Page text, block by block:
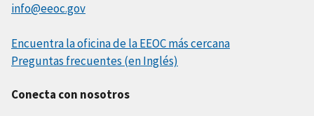
info@eeoc.gov
Encuentra la oficina de la EEOC más cercana
Preguntas frecuentes (en Inglés)
Conecta con nosotros